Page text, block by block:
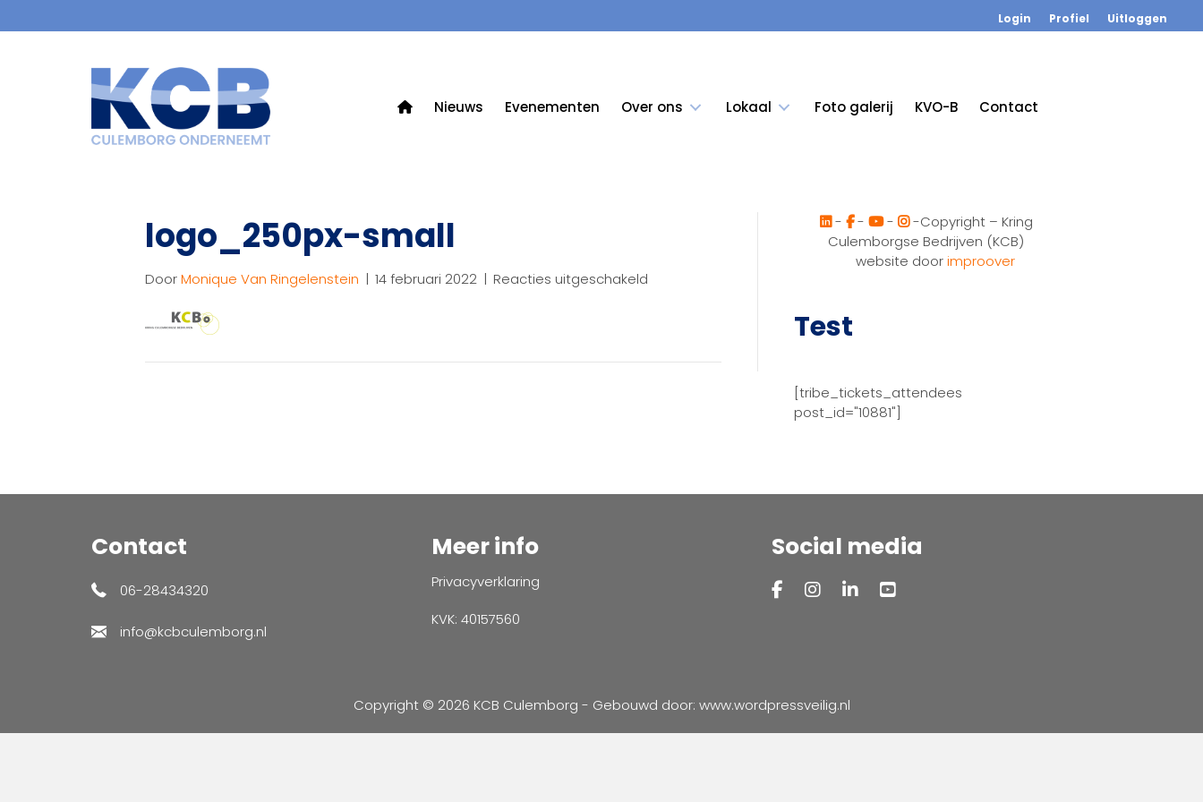
Login Profiel Uitloggen
Nieuws Evenementen Over ons Lokaal Foto galerij KVO-B Contact
logo_250px-small
DoorMonique Van Ringelenstein | 14 februari 2022 | Reacties uitgeschakeld
- - -
-Copyright – Kring
Culemborgse Bedrijven (KCB)
website doorimproover
Test
[tribe_tickets_attendees
post_id="10881"]
Contact
06-28434320
info@kcbculemborg.nl
Meer info
Privacyverklaring
KVK: 40157560
Social media
Copyright © 2026 KCB Culemborg - Gebouwd door: www.wordpressveilig.nl